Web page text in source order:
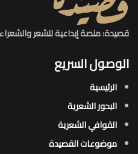
قصيدة: منصة إبداعية للشعر والشعراء
الوصول السريع
الرئيسية
البحور الشعرية​
القوافي الشعرية​
موضوعات القصيدة​